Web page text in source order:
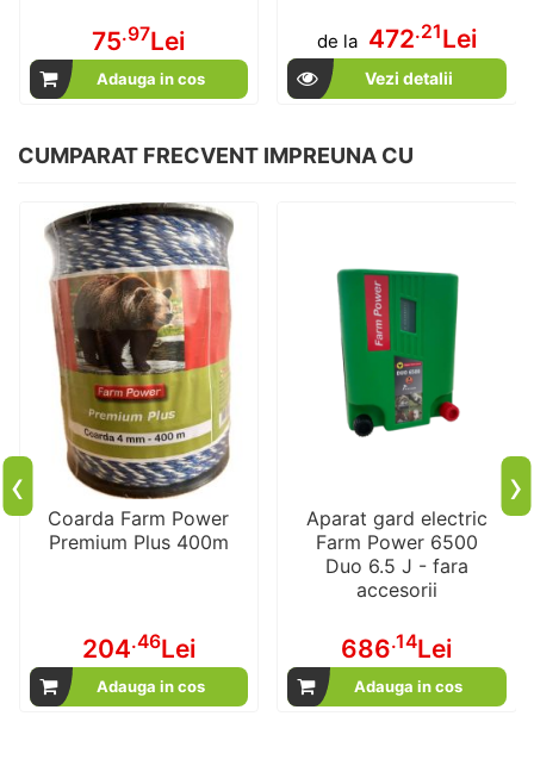
75.97Lei
Adauga in cos
de la 472.21Lei
Vezi detalii
CUMPARAT FRECVENT IMPREUNA CU
Coarda Farm Power
Premium Plus 400m
204.46Lei
Adauga in cos
Aparat gard electric
Farm Power 6500
Duo 6.5 J - fara
accesorii
686.14Lei
Adauga in cos
‹ ›